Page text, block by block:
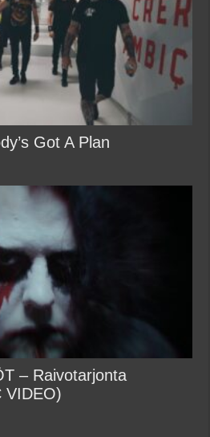
Got A Plan
– Raivotarjonta
VIDEO)